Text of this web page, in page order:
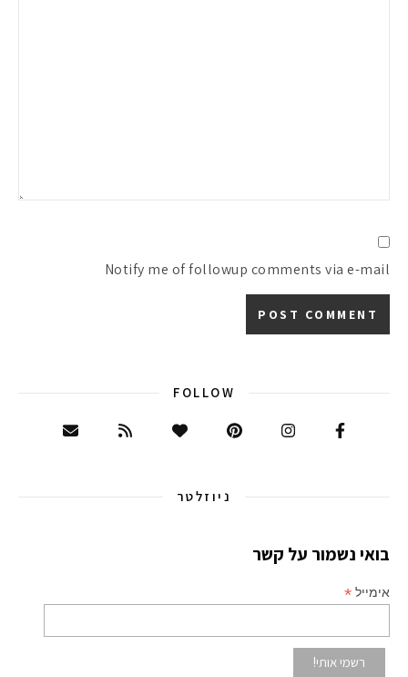
Notify me of followup comments via e-mail
FOLLOW
ניוזלטר
בואי נשמור על קשר
אימייל *